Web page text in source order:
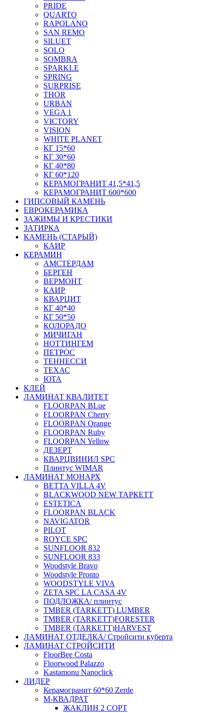
PRIDE
QUARTO
RAPOLANO
SAN REMO
SILUET
SOLO
SOMBRA
SPARKLE
SPRING
SURPRISE
THOR
URBAN
VEGA 1
VICTORY
VISION
WHITE PLANET
КГ 15*60
КГ 30*60
КГ 40*80
КГ 60*120
КЕРАМОГРАНИТ 41,5*41,5
КЕРАМОГРАНИТ 600*600
ГИПСОВЫЙ КАМЕНЬ
ЕВРОКЕРАМИКА
ЗАЖИМЫ И КРЕСТИКИ
ЗАТИРКА
КАМЕНЬ (СТАРЫЙ)
КАИР
КЕРАМИН
АМСТЕРДАМ
БЕРГЕН
ВЕРМОНТ
КАИР
КВАРЦИТ
КГ 40*40
КГ 50*50
КОЛОРАДО
МИЧИГАН
НОТТИНГЕМ
ПЕТРОС
ТЕННЕССИ
ТЕХАС
ЮТА
КЛЕЙ
ЛАМИНАТ КВАЛИТЕТ
FLOORPAN BLue
FLOORPAN Cherry
FLOORPAN Orange
FLOORPAN Ruby
FLOORPAN Yellow
ДЕЗЕРТ
КВАРЦВИНИЛ SPC
Плинтус WIMAR
ЛАМИНАТ МОНАРХ
BETTA VILLA 4V
BLACKWOOD NEW ТАРКЕТТ
ESTETICA
FLOORPAN BLACK
NAVIGATOR
PILOT
ROYCE SPC
SUNFLOOR 832
SUNFLOOR 833
Woodstyle Bravo
Woodstyle Pronto
WOODSTYLE VIVA
ZETA SPC LA CASA 4V
ПОДЛОЖКА/ плинтус
ТMBER (TARKETT) LUMBER
ТMBER (TARKETT)FORESTER
ТMBER (TARKETT)HARVEST
ЛАМИНАТ ОТДЕЛКА/ Стройсити куберта
ЛАМИНАТ СТРОЙСИТИ
FloorBee Costa
Floorwood Palazzo
Kastamonu Nanoclick
ЛИДЕР
Керамогранит 60*60 Zerde
М-КВАДРАТ
ЖАКЛИН 2 СОРТ